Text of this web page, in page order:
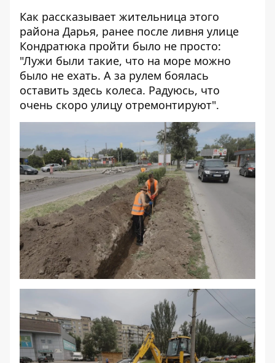
Как рассказывает жительница этого
района Дарья, ранее после ливня улице
Кондратюка пройти было не просто:
"Лужи были такие, что на море можно
было не ехать. А за рулем боялась
оставить здесь колеса. Радуюсь, что
очень скоро улицу отремонтируют".